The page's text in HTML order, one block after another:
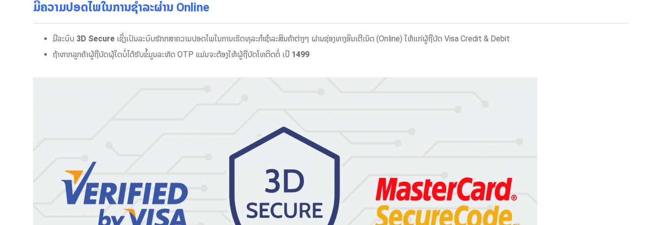
ມີຄວາມປອດໄພໃນການຊຳລະຜ່ານ Online
ມີລະບົບ 3D Secure ເຊິ່ງເປັນລະບົບຮັກກສາຄວາມປອດໄພໃນການເຮັດທຸລະກໍາຊໍາລະສິນຄ້າຕ່າງໆ ຜ່ານຊ່ອງທາງອິນເຕີເນັດ (Online) ໃຫ້ແກ່ຜູ້ຖືບັດ Visa Credit & Debit
ຖ້າຫາກລູກຄ້າຜູ້ຖືບັດຜຸ້ໃດບໍ່ໄດ້ຮັບຂໍ້ມູນລະຫັດ OTP ແມ່ນຈະຕ້ອງໃຫ້ຜູ້ຖືບັດໂທຕິດຕໍ່ ເບີ 1499